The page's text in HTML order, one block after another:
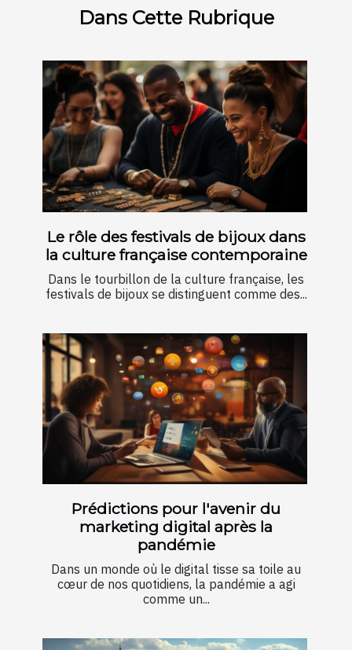
Dans Cette Rubrique
Le rôle des festivals de bijoux dans
la culture française contemporaine
Dans le tourbillon de la culture française, les
festivals de bijoux se distinguent comme des...
Prédictions pour l'avenir du
marketing digital après la
pandémie
Dans un monde où le digital tisse sa toile au
cœur de nos quotidiens, la pandémie a agi
comme un...